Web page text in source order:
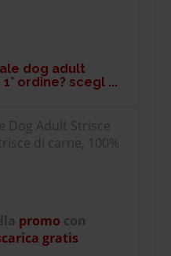
dog adult
ordine? scegl ...
Dog Adult Strisce
di carne, 100%
promo con
gratis